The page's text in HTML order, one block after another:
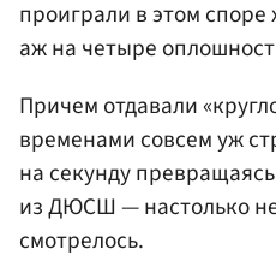
проиграли в этом
аж на четыре
Причем отдавали
временами совсем уж
на секунду
из ДЮСШ — настолько
смотрелось.